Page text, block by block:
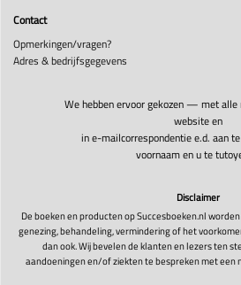
Contact
Opmerkingen/vragen?
Adres & bedrijfsgegevens
We hebben ervoor gekozen — met
website en
in e-mailcorrespondentie e.d. aan
voornaam en u te
Disclaimer
De boeken en producten op Succesboeken.nl
genezing, behandeling, vermindering of het
dan ook. Wij bevelen de klanten en lezers ten
aandoeningen en/of ziekten te bespreken met een